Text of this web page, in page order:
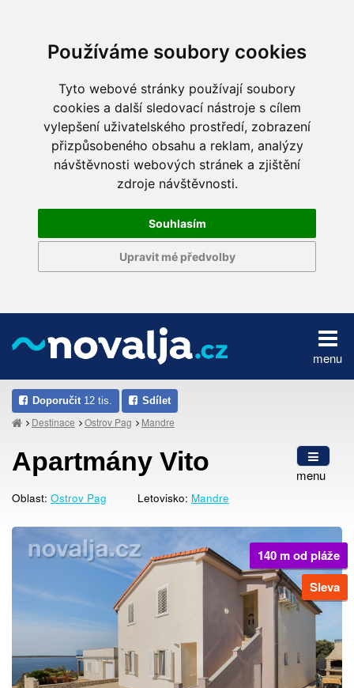
Používáme soubory cookies
Tyto webové stránky používají soubory
cookies a další sledovací nástroje s cílem
vylepšení uživatelského prostředí, zobrazení
přizpůsobeného obsahu a reklam, analýzy
návštěvnosti webových stránek a zjištění
zdroje návštěvnosti.
Souhlasím
Upravit mé předvolby
menu
Doporučit 12 tis. Sdílet
Destinace Ostrov Pag Mandre
menu
Apartmány Vito
Oblast: Ostrov Pag Letovisko: Mandre
140 m od pláže
Sleva